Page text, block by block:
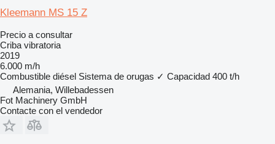
Kleemann MS 15 Z
Precio a consultar
Criba vibratoria
2019
6.000 m/h
Combustible diésel Sistema de orugas ✓ Capacidad 400 t/h
Alemania, Willebadessen
Fot Machinery GmbH
Contacte con el vendedor